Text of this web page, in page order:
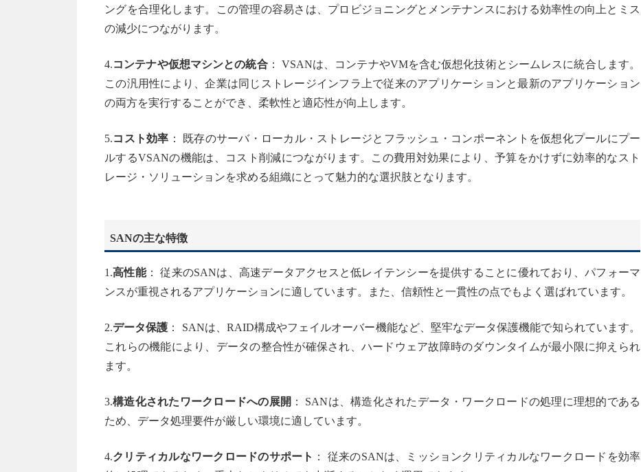
ングを合理化します。この管理の容易さは、プロビジョニングとメンテナンスにおける効率性の向上とミス
の減少につながります。
4.コンテナや仮想マシンとの統合： VSANは、コンテナやVMを含む仮想化技術とシームレスに統合します。
この汎用性により、企業は同じストレージインフラ上で従来のアプリケーションと最新のアプリケーション
の両方を実行することができ、柔軟性と適応性が向上します。
5.コスト効率 ： 既存のサーバ・ローカル・ストレージとフラッシュ・コンポーネントを仮想化プールにプー
ルするVSANの機能は、コスト削減につながります。この費用対効果により、予算をかけずに効率的なスト
レージ・ソリューションを求める組織にとって魅力的な選択肢となります。
SANの主な特徴
1.高性能： 従来のSANは、高速データアクセスと低レイテンシーを提供することに優れており、パフォーマ
ンスが重視されるアプリケーションに適しています。また、信頼性と一貫性の点でもよく選ばれています。
2.データ保護 ： SANは、RAID構成やフェイルオーバー機能など、堅牢なデータ保護機能で知られています。
これらの機能により、データの整合性が確保され、ハードウェア故障時のダウンタイムが最小限に抑えられ
ます。
3.構造化されたワークロードへの展開 ： SANは、構造化されたデータ・ワークロードの処理に理想的である
ため、データ処理要件が厳しい環境に適しています。
4.クリティカルなワークロードのサポート ： 従来のSANは、ミッションクリティカルなワークロードを効率